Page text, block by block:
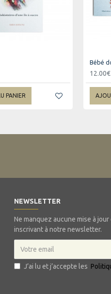
PANIER
Bébé
12.00€
NEWSLETTER
Ne manquez aucune mise à
inscrivant à notre newsletter.
J’ai lu et j’accepte les